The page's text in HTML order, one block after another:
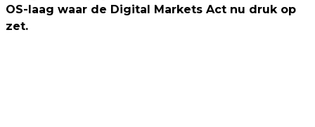
OS-laag waar de Digital Markets Act nu druk op
zet.